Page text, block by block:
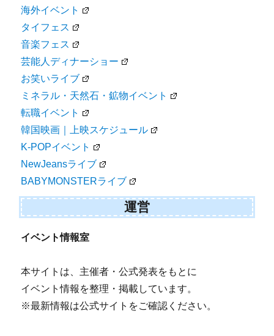
海外イベント
タイフェス
音楽フェス
芸能人ディナーショー
お笑いライブ
ミネラル・天然石・鉱物イベント
転職イベント
韓国映画｜上映スケジュール
K-POPイベント
NewJeansライブ
BABYMONSTERライブ
運営
イベント情報室
本サイトは、主催者・公式発表をもとに
イベント情報を整理・掲載しています。
※最新情報は公式サイトをご確認ください。